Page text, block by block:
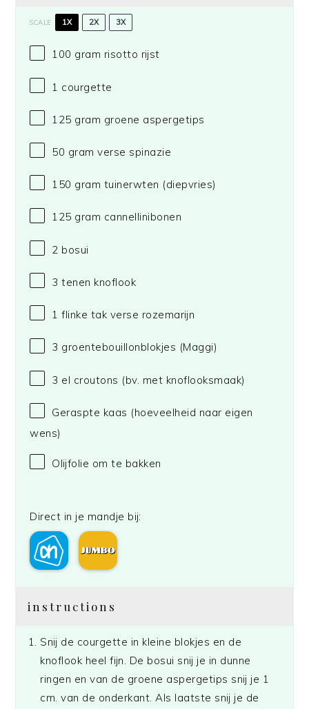
SCALE 1X 2X 3X
100 gram risotto rijst
1 courgette
125 gram groene aspergetips
50 gram verse spinazie
150 gram tuinerwten (diepvries)
125 gram cannellinibonen
2 bosui
3 tenen knoflook
1 flinke tak verse rozemarijn
3 groentebouillonblokjes (Maggi)
3 el croutons (bv. met knoflooksmaak)
Geraspte kaas (hoeveelheid naar eigen
wens)
Olijfolie om te bakken
Direct in je mandje bij:
instructions
Snij de courgette in kleine blokjes en de
knoflook heel fijn. De bosui snij je in dunne
ringen en van de groene aspergetips snij je 1
cm. van de onderkant. Als laatste snij je de